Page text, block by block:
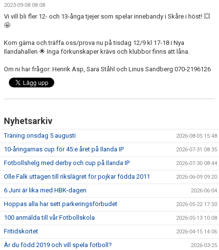
MATCHER
KONTAKTER & LAG
FÖRENINGSDOKUMENT
2023-09-08 08:08
Vi vill bli fler 12- och 13-åriga tjejer som spelar innebandy i Skåre i höst! 💥
🤩
Kom gärna och träffa oss/prova nu på tisdag 12/9 kl 17-18 i Nya
Ilandahallen 🌟 Inga förkunskaper krävs och klubbor finns att låna.
Om ni har frågor: Henrik Asp, Sara Ståhl och Linus Sandberg 070-2196126
Nyhetsarkiv
Träning onsdag 5 augusti 2026-08-05 15:48
10-åringarnas cup för 45:e året på Ilanda IP 2026-07-31 08:35
Fotbollshelg med derby och cup på Ilanda IP 2026-07-30 08:44
Olle Falk uttagen till rikslägret för pojkar födda 2011 2026-06-09 09:20
6 Juni är lika med HBK-dagen 2026-06-04
Hoppas alla har sett parkeringsförbudet 2026-05-22 17:50
100 anmälda till vår Fotbollskola 2026-05-13 10:08
Fritidskortet 2026-04-15 14:06
Är du född 2019 och vill spela fotboll? 2026-03-25